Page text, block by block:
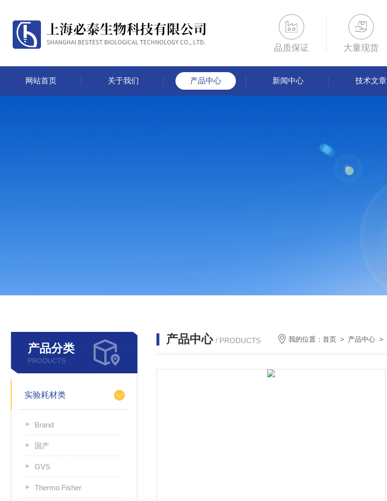
品质保证 大量现货
网站首页 关于我们 产品中心 新闻中心 技术文章
产品分类
PRODUCTS
实验耗材类
Brand
国产
GVS
Thermo Fisher
产品中心 / PRODUCTS 我的位置：首页 > 产品中心 >